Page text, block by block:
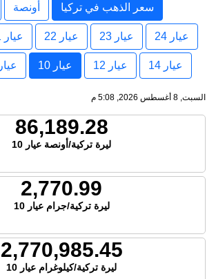
سعر الذهب في تركيا أونصة
عيار 24 عيار 23 عيار 22 عيار 21
عيار 14 عيار 12 عيار 10 عيار 9
السبت, 8 أغسطس 2026, 5:08 م
86,189.28
ليرة تركية/أونصة عيار 10
2,770.99
ليرة تركية/جرام عيار 10
2,770,985.45
ليرة تركية/كيلوغرام عيار 10